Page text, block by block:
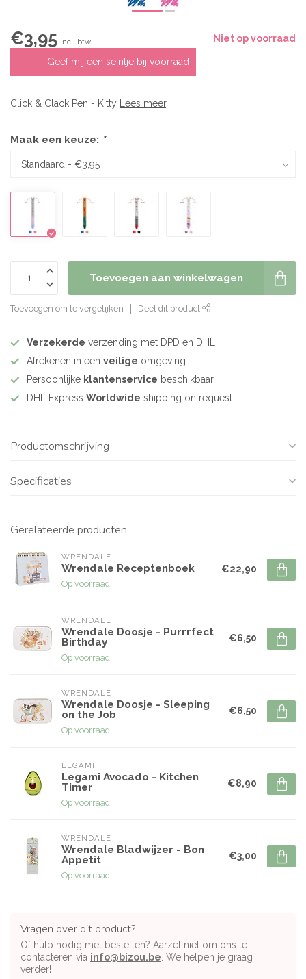
€3,95 Incl. btw Niet op voorraad
! Geef mij een seintje bij voorraad
Click & Clack Pen - Kitty Lees meer.
Maak een keuze: *
Toevoegen aan winkelwagen
Toevoegen om te vergelijken Deel dit product
Verzekerde verzending met DPD en DHL
Afrekenen in een veilige omgeving
Persoonlijke klantenservice beschikbaar
DHL Express Worldwide shipping on request
Productomschrijving
Specificaties
Gerelateerde producten
WRENDALE
Wrendale Receptenboek
Op voorraad
€22,90
WRENDALE
Wrendale Doosje - Purrrfect
Birthday
Op voorraad
€6,50
WRENDALE
Wrendale Doosje - Sleeping
on the Job
Op voorraad
€6,50
LEGAMI
Legami Avocado - Kitchen
Timer
Op voorraad
€8,90
WRENDALE
Wrendale Bladwijzer - Bon
Appetit
Op voorraad
€3,00
Vragen over dit product?
Of hulp nodig met bestellen? Aarzel niet om ons te
contacteren via info@bizou.be . We helpen je graag
verder!